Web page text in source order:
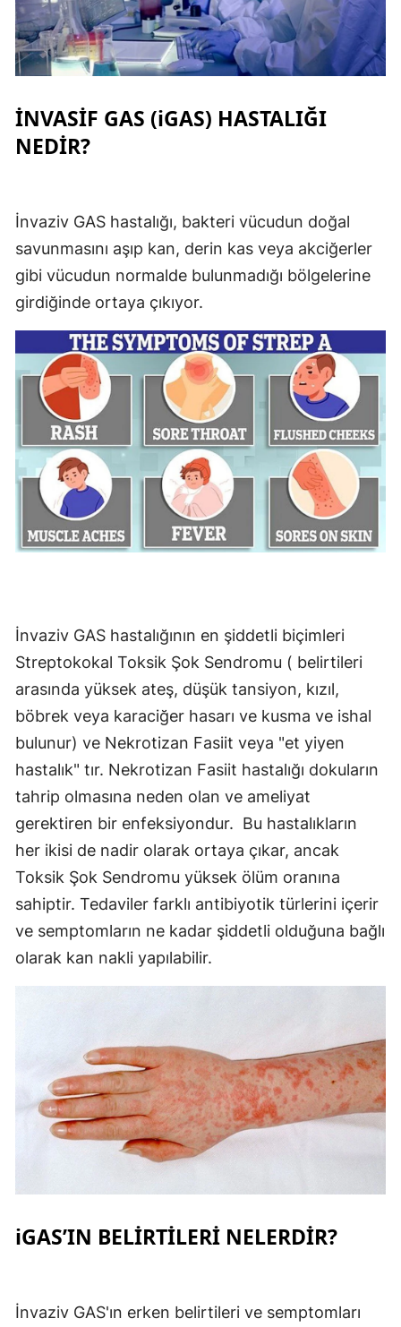
İNVASİF GAS (iGAS) HASTALIĞI
NEDİR?
İnvaziv GAS hastalığı, bakteri vücudun doğal
savunmasını aşıp kan, derin kas veya akciğerler
gibi vücudun normalde bulunmadığı bölgelerine
girdiğinde ortaya çıkıyor.
İnvaziv GAS hastalığının en şiddetli biçimleri
Streptokokal Toksik Şok Sendromu ( belirtileri
arasında yüksek ateş, düşük tansiyon, kızıl,
böbrek veya karaciğer hasarı ve kusma ve ishal
bulunur) ve Nekrotizan Fasiit veya "et yiyen
hastalık" tır. Nekrotizan Fasiit hastalığı dokuların
tahrip olmasına neden olan ve ameliyat
gerektiren bir enfeksiyondur. Bu hastalıkların
her ikisi de nadir olarak ortaya çıkar, ancak
Toksik Şok Sendromu yüksek ölüm oranına
sahiptir. Tedaviler farklı antibiyotik türlerini içerir
ve semptomların ne kadar şiddetli olduğuna bağlı
olarak kan nakli yapılabilir.
iGAS’IN BELİRTİLERİ NELERDİR?
İnvaziv GAS'ın erken belirtileri ve semptomları